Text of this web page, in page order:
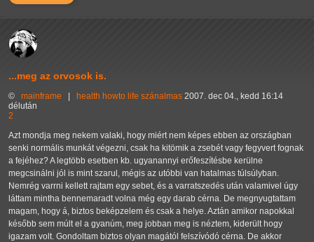
...meg az orvosok is.
© mainframe | health howto life szánalmas 2007. dec 04., kedd 16:14
délután
2
Azt mondja meg nekem valaki, hogy miért nem képes ebben az országban
senki normális munkát végezni, csak ha kitömik a zsebét vagy fegyvert fognak
a fejéhez? A legtöbb esetben kb. ugyanannyi erőfeszítésbe kerülne
megcsinálni jól is mint szarul, mégis az utóbbi van hatalmas túlsúlyban.
Nemrég varrni kellett rajtam egy sebet, és a varratszedés után valamivel úgy
láttam mintha bennemaradt volna még egy darab cérna. De megnyugtattam
magam, hogy á, biztos beképzelem és csak a helye. Aztán amikor napokkal
később sem múlt el a gyanúm, meg jobban meg is néztem, kiderült hogy
igazam volt. Gondoltam biztos olyan magától felszívódó cérna. De akkor